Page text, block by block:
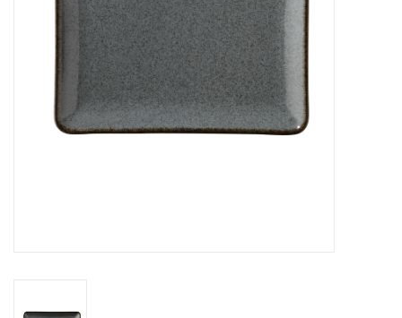
Cadeaubonnen